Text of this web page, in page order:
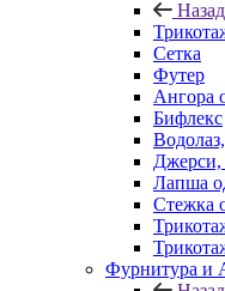
Назад
Сетка
Футер
Ангора
Бифлекс
Лапша
Стежка
Фурнитура и